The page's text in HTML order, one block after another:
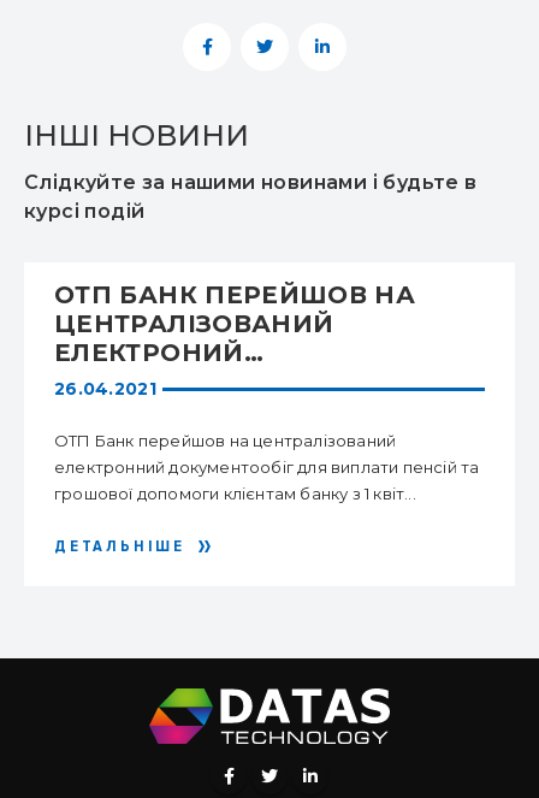
ІНШІ НОВИНИ
Слідкуйте за нашими новинами і будьте в
курсі подій
26.04.2021
ОТП БАНК ПЕРЕЙШОВ НА
ЦЕНТРАЛІЗОВАНИЙ
ЕЛЕКТРОНИЙ
ДОКУМЕНТООБІГ ДЛЯ
ГРОШОВОЇ ДОПОМОГИ
ОТП Банк перейшов на централізований
електронний документообіг для виплати пенсій та
грошової допомоги клієнтам банку з 1 квіт...
ДЕТАЛЬНІШЕ